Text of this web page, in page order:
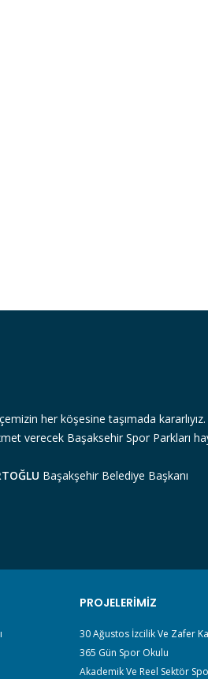
her köşesine taşımada
verecek Başaksehir Spor Parkları
Başakşehir Belediye Başkanı
PROJELERIMIZ
30 Ağustos İzcilik Ve Zafer
365 Gün Spor Okulu
Akademik Ve Reel Sektör